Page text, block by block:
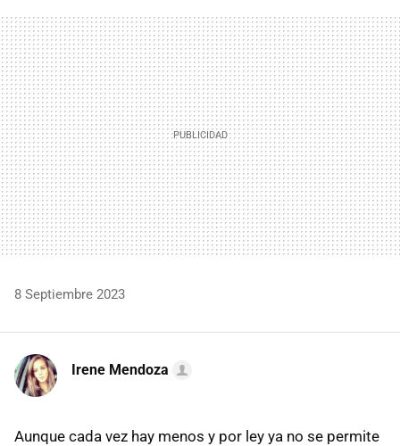
MAIL
8 Septiembre 2023
Irene Mendoza
Aunque cada vez hay menos y por ley ya no se permite